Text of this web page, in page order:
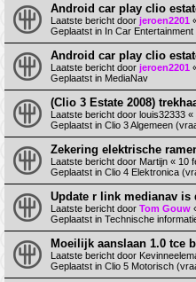
Android car play clio
Laatste bericht door jeroen2201
Geplaatst in In Car
Android car play clio
Laatste bericht door jeroen2201
Geplaatst in MediaNav
(Clio 3 Estate 2008)
Laatste bericht door louis32333 «
Geplaatst in Clio 3 Algemeen
Zekering elektrische
Laatste bericht door Martijn « 10
Geplaatst in Clio 4 Elektronica
Update r link medianav is
Laatste bericht door Tom Gouw
Geplaatst in Technische
Moeilijk aanslaan 1.0 tce
Laatste bericht door
Geplaatst in Clio 5 Motorisch